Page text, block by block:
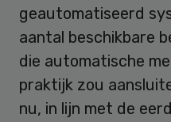
geautomatiseerd
aantal beschikbare
die automatische
praktijk zou
nu, in lijn met de